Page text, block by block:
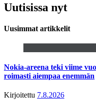
Uutisissa nyt
Uusimmat artikkelit
Nokia-areena teki viime
roimasti aiempaa enemmän
Kirjoitettu 7.8.2026